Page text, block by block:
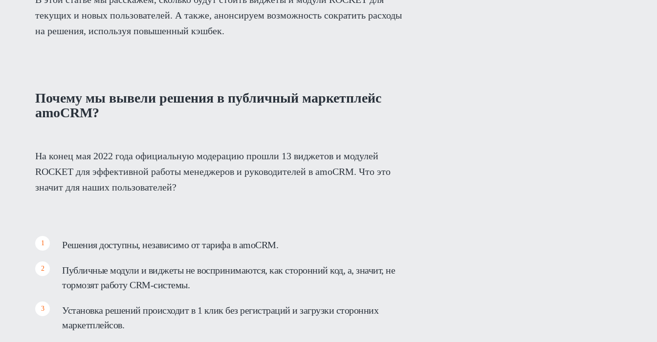
текущих и новых пользователей. А также, анонсируем возможность сократить расходы
на решения, используя повышенный кэшбек.
Почему мы вывели решения в публичный маркетплейс
amoCRM?
На конец мая 2022 года официальную модерацию прошли 13 виджетов и модулей
ROCKET для эффективной работы менеджеров и руководителей в amoCRM. Что это
значит для наших пользователей?
Решения доступны, независимо от тарифа в amoCRM.
Публичные модули и виджеты не воспринимаются, как сторонний код, а, значит, не
тормозят работу CRM-системы.
Установка решений происходит в 1 клик без регистраций и загрузки сторонних
маркетплейсов.